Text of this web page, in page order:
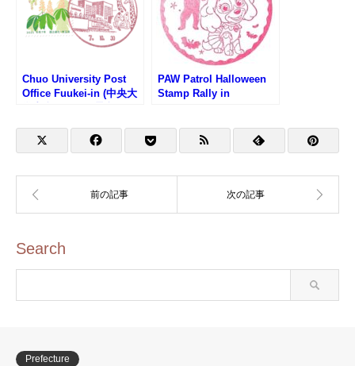
Chuo University Post
Office Fuukei-in (中央大
PAW Patrol Halloween
Stamp Rally in
Search
Prefecture